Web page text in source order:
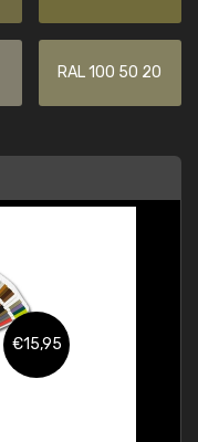
RAL 100 50 20
€15,95